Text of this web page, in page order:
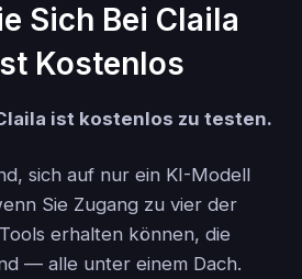
Sich Bei Claila
Kostenlos
ist kostenlos zu testen.
sich auf nur ein KI-Modell
Sie Zugang zu vier der
erhalten können, die
— alle unter einem Dach.